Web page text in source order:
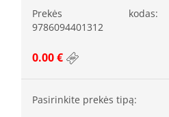
Prekės kodas:
9786094401312
0.00 €
Pasirinkite prekės tipą: